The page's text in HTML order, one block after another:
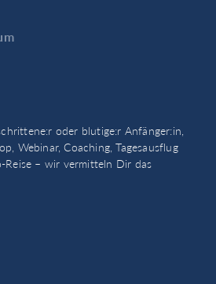
oder blutige:r Anfänger:in,
Webinar, Coaching, Tagesausflug
Reise – wir vermitteln Dir das